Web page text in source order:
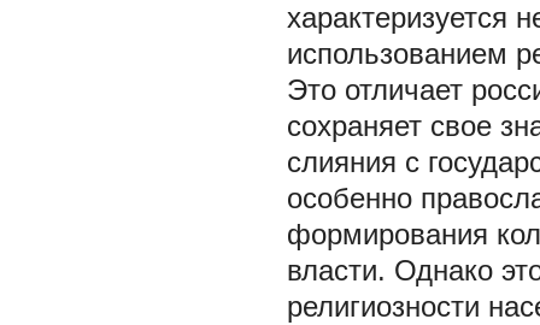
характеризуется
использованием
Это отличает
сохраняет свое
слияния с
особенно
формирования
власти. Однако
религиозности